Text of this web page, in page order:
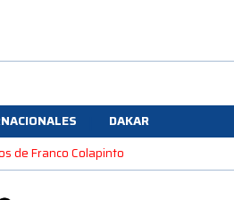
DAKAR
de Franco Colapinto